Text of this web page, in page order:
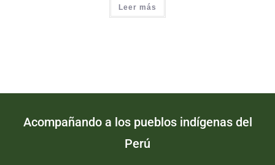
Leer más
Acompañando a los pueblos indígenas del
Perú